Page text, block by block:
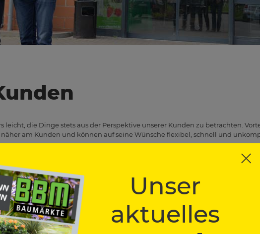
Unser
aktuelles
die Dinge stets aus der Perspektive unserer Kunden zu betrachten.
am Kunden und können auf seine Wünsche flexibel, schnell und
von der aus wir in über 30 Jahren an neun Standorten das Vertrauen
die sich täglich auf ein Neues für unsere Kunden einsetzen. Herzlich
und Rhauderfehn. Wir freuen uns auf Ihren Besuch!